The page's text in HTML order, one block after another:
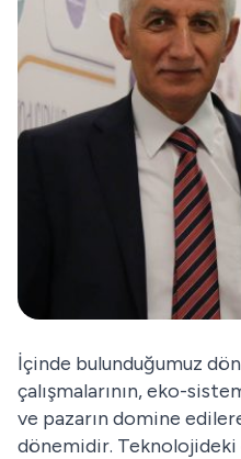
İçinde bulunduğumuz
çalışmalarının, eko-
ve pazarın domine
dönemidir. Teknolojideki